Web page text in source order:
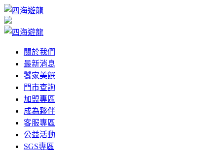
關於我們
最新消息
饕家美饌
門市查詢
加盟專區
成為夥伴
客服專區
公益活動
SGS專區